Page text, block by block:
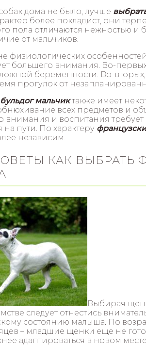
дома не было, лучше
более покладист, они
пола отличаются нежностью и
от мальчиков.
физиологических особенностей
большего внимания. Во-первых,
беременности. Во-вторых,
прогулок от
мальчик также имеет
всех предметов и
внимания и воспитания требует
на пути. По характеру
независим.
КАК ВЫБРАТЬ
Выбирая
следует отнестись
состоянию малыша. По
– младшие щенки еще не
адаптироваться в новом